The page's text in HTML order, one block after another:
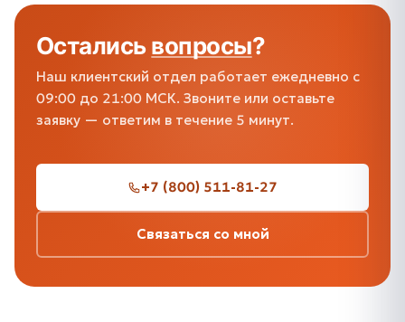
Осталисьвопросы?
Наш клиентский отдел работает ежедневно с
09:00 до 21:00 МСК. Звоните или оставьте
заявку — ответим в течение 5 минут.
+7 (800) 511-81-27
Связаться со мной